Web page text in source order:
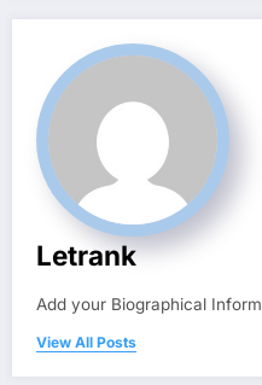
Letrank
Add your Biographical
View All Posts